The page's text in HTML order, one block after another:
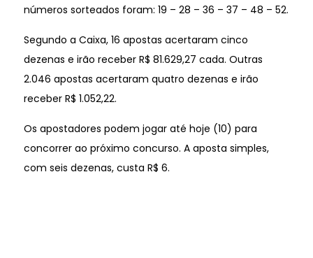
números sorteados foram: 19 – 28 – 36 – 37 – 48 – 52.
Segundo a Caixa, 16 apostas acertaram cinco
dezenas e irão receber R$ 81.629,27 cada. Outras
2.046 apostas acertaram quatro dezenas e irão
receber R$ 1.052,22.
Os apostadores podem jogar até hoje (10) para
concorrer ao próximo concurso. A aposta simples,
com seis dezenas, custa R$ 6.